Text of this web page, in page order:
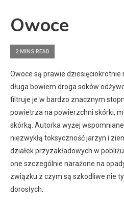
Owoce
2 MINS READ
Owoce są prawie dziesięciokrotnie
długa bowiem droga soków
filtruje je w bardzo znacznym
powietrza na powierzchni skórki,
skórką. Autorka wyżej
niezwykłą toksyczność jarzyn i
działek przyzakładowych w
one szczególnie narażone na
związku z czym są szkodliwe nie
dorosłych.